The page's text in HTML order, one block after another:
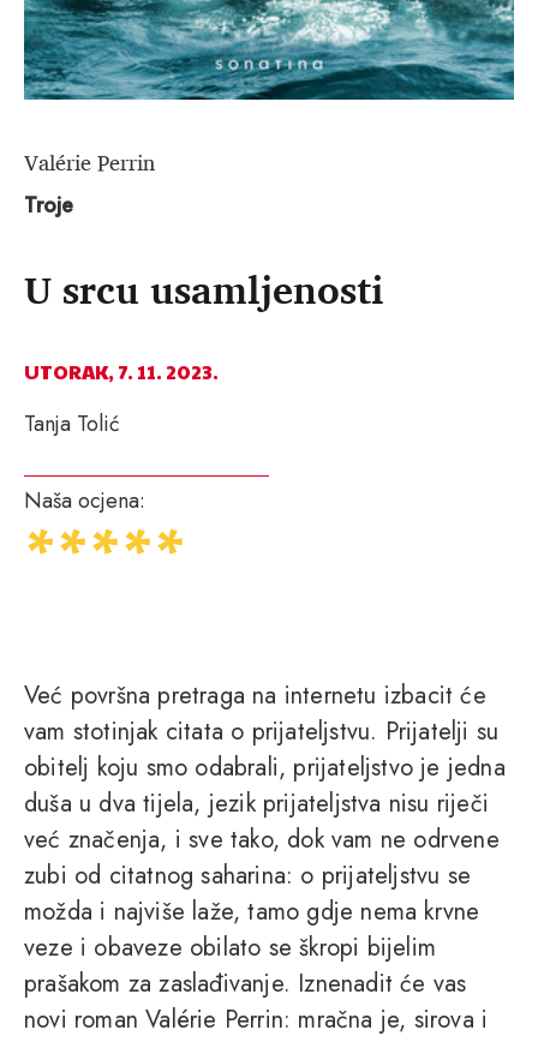
Valérie Perrin
Troje
U srcu usamljenosti
UTORAK, 7. 11. 2023.
Tanja Tolić
Naša ocjena:
Već površna pretraga na internetu izbacit će
vam stotinjak citata o prijateljstvu. Prijatelji su
obitelj koju smo odabrali, prijateljstvo je jedna
duša u dva tijela, jezik prijateljstva nisu riječi
već značenja, i sve tako, dok vam ne odrvene
zubi od citatnog saharina: o prijateljstvu se
možda i najviše laže, tamo gdje nema krvne
veze i obaveze obilato se škropi bijelim
prašakom za zaslađivanje. Iznenadit će vas
novi roman Valérie Perrin: mračna je, sirova i